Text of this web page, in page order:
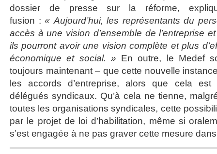
dossier de presse sur la réforme,
fusion : « Aujourd’hui, les représentants du
accès à une vision d’ensemble de l’entreprise
ils pourront avoir une vision complète et plus
économique et social. » En outre, le Medef
toujours maintenant – que cette nouvelle
les accords d’entreprise, alors que cela est
délégués syndicaux. Qu’à cela ne tienne,
toutes les organisations syndicales, cette
par le projet de loi d’habilitation, même si
s’est engagée à ne pas graver cette mesure